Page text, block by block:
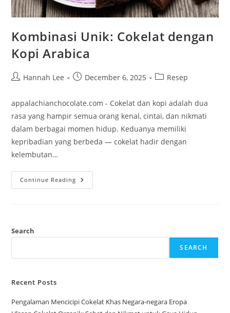
Kombinasi Unik: Cokelat dengan
Kopi Arabica
PostHannah Lee
PostDecember 6, 2025
PostResep
appalachianchocolate.com - Cokelat dan kopi adalah dua
rasa yang hampir semua orang kenal, cintai, dan nikmati
dalam berbagai momen hidup. Keduanya memiliki
kepribadian yang berbeda — cokelat hadir dengan
kelembutan…
Continue Reading Kombinasi
Unik:
Search
SEARCH
Recent Posts
Pengalaman Mencicipi Cokelat Khas Negara-negara Eropa